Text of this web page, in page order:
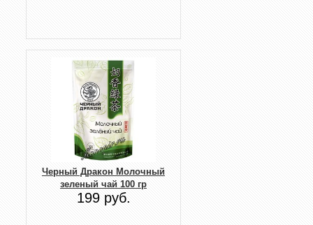
Черный Дракон Молочный
зеленый чай 100 гр
199 руб.